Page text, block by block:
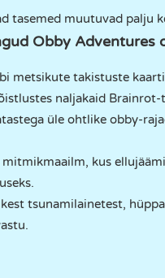
tasemed muutuvad palju
Obby Adventures
metsikute takistuste
naljakaid Brainrot-
üle ohtlike obby-
kus
tsunamilainetest,